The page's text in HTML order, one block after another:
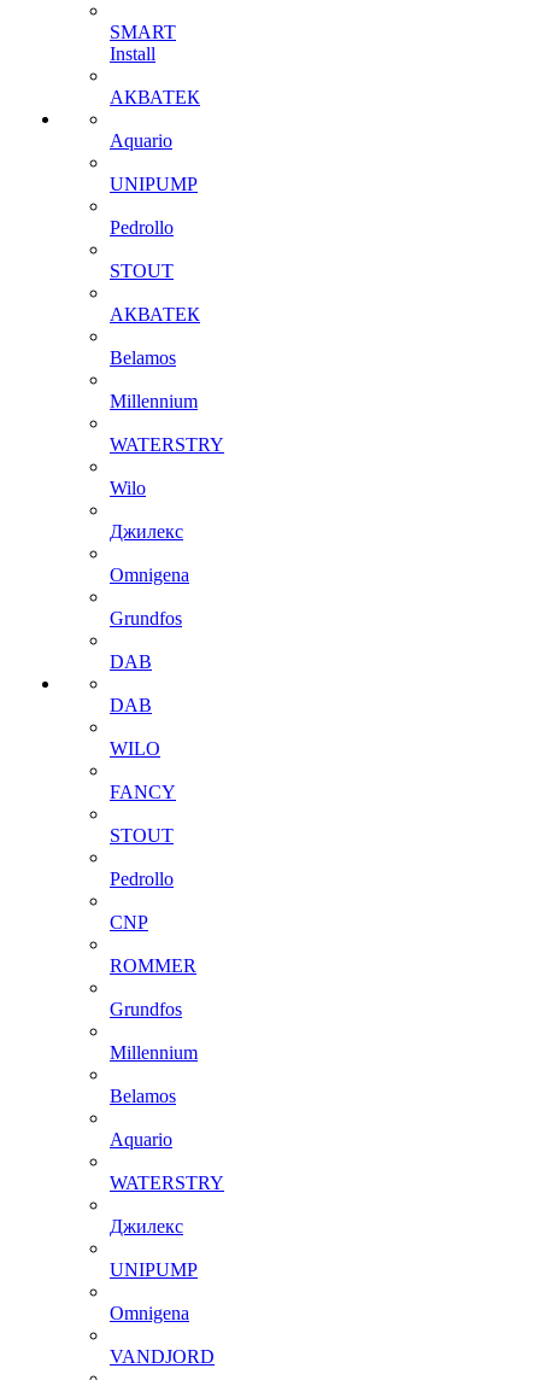
SMART
Install
АКВАТЕК
Aquario
UNIPUMP
Pedrollo
STOUT
АКВАТЕК
Belamos
Millennium
WATERSTRY
Wilo
Джилекс
Omnigena
Grundfos
DAB
DAB
WILO
FANCY
STOUT
Pedrollo
CNP
ROMMER
Grundfos
Millennium
Belamos
Aquario
WATERSTRY
Джилекс
UNIPUMP
Omnigena
VANDJORD